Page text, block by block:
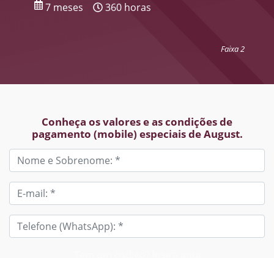
7 meses 360 horas
Faixa 2
Conheça os valores e as condições de
pagamento (mobile) especiais de August.